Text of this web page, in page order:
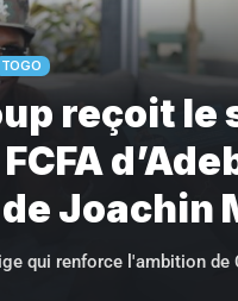
TOGO
reçoit le
Joachin
qui renforce l'ambition de